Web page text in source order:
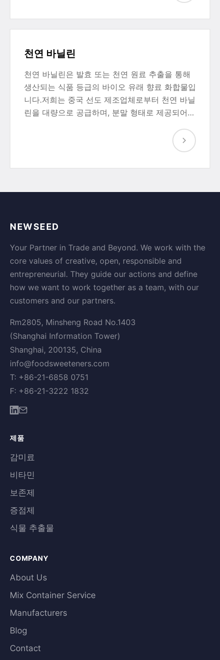
천연 바닐린
천연 바닐린은 발효 또는 천연 원료 추출을 통해
생산되는 식품 등급의 바이오 유래 향료 화합물입
니다.저희는 중국 선도 제조업체로부터 천연 바닐
린을 대량으로 공급하며, 분말 형태로 제공되어…
NEWSEED
Your Partner in Trade and Beyond. We work with the
core values of creative, open, responsible and
entrepreneurial. They guide our actions and define
how we want to work together as a team, with our
customers and our partners.
Rm2805, Minsheng Road No.1403
(Shanghai Information Tower)
Shanghai, 200135, China
info@foodsweeteners.com
T: +86-21-6858 0751
F: +86-21-3222 1832
제품
감미료
비타민
보존제
증점제
식물 추출물
COMPANY
About Us
Mix Container Service
Manufacturers
Blog
Contact